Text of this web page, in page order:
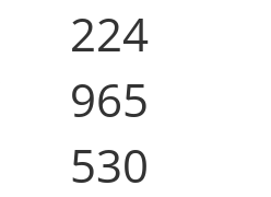
224
965
530